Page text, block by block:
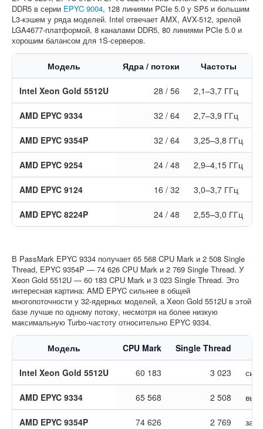
DDR5 в серии EPYC 9004, 128 линиями PCIe 5.0 у SP5 и большим
L3-кэшем у ряда моделей. Intel отвечает AMX, AVX-512, зрелой
LGA4677-платформой, 8 каналами DDR5, 80 линиями PCIe 5.0 и
хорошим балансом для 1S-серверов.
Модель Ядра / потоки Частоты
Intel Xeon Gold 5512U 28 / 56 2,1–3,7 ГГц
AMD EPYC 9334 32 / 64 2,7–3,9 ГГц
AMD EPYC 9354P 32 / 64 3,25–3,8 ГГц
AMD EPYC 9254 24 / 48 2,9–4,15 ГГц
AMD EPYC 9124 16 / 32 3,0–3,7 ГГц
AMD EPYC 8224P 24 / 48 2,55–3,0 ГГц
В PassMark EPYC 9334 получает 65 568 CPU Mark и 2 508 Single
Thread, EPYC 9354P — 74 626 CPU Mark и 2 769 Single Thread. У
Xeon Gold 5512U — 60 183 CPU Mark и 3 023 Single Thread. Это
интересная картина: AMD EPYC сильнее в общей
многопоточности у 32-ядерных моделей, а Xeon Gold 5512U в этой
базе лучше по одному потоку, несмотря на более низкую
максимальную Turbo-частоту относительно EPYC 9334.
Модель CPU Mark Single Thread
Intel Xeon Gold 5512U 60 183 3 023
AMD EPYC 9334 65 568 2 508
AMD EPYC 9354P 74 626 2 769